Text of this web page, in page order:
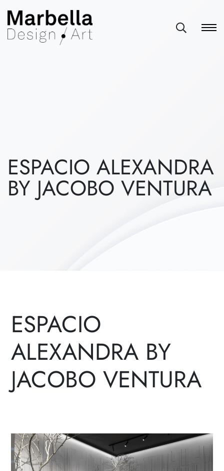
ESPACIO ALEXANDRA
BY JACOBO VENTURA
ESPACIO
ALEXANDRA BY
JACOBO VENTURA